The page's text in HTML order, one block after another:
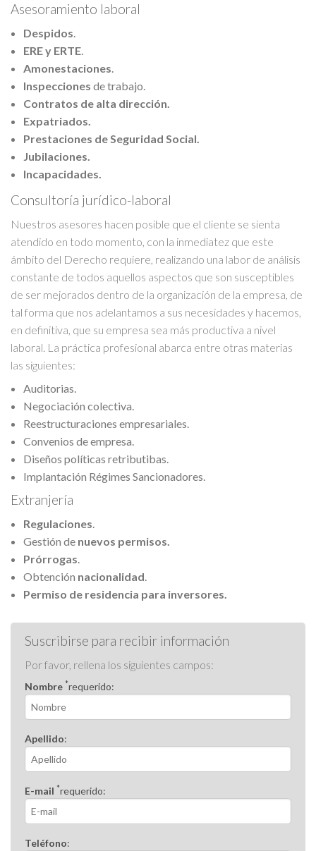
Asesoramiento laboral
Despidos.
ERE y ERTE.
Amonestaciones.
Inspecciones de trabajo.
Contratos de alta dirección.
Expatriados.
Prestaciones de Seguridad Social.
Jubilaciones.
Incapacidades.
Consultoría jurídico-laboral
Nuestros asesores hacen posible que el cliente se sienta
atendido en todo momento, con la inmediatez que este
ámbito del Derecho requiere, realizando una labor de análisis
constante de todos aquellos aspectos que son susceptibles
de ser mejorados dentro de la organización de la empresa, de
tal forma que nos adelantamos a sus necesidades y hacemos,
en definitiva, que su empresa sea más productiva a nivel
laboral. La práctica profesional abarca entre otras materias
las siguientes:
Auditorias.
Negociación colectiva.
Reestructuraciones empresariales.
Convenios de empresa.
Diseños políticas retributibas.
Implantación Régimes Sancionadores.
Extranjería
Regulaciones
Gestión de nuevos permisos.
Prórrogas
Obtención nacionalidad
Permiso de residencia para inversores.
Suscribirse para recibir información
Por favor, rellena los siguientes campos:
Nombre *requerido:
Apellido:
E-mail *requerido:
Teléfono: